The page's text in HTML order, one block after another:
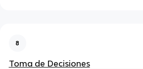
8
Toma de Decisiones